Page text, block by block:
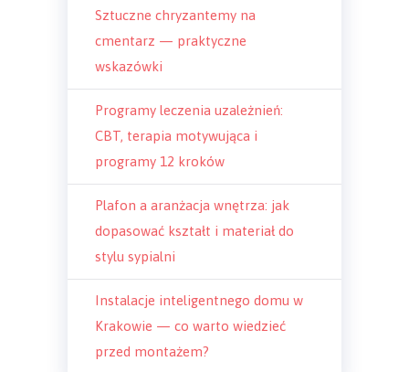
Sztuczne chryzantemy na
cmentarz — praktyczne
wskazówki
Programy leczenia uzależnień:
CBT, terapia motywująca i
programy 12 kroków
Plafon a aranżacja wnętrza: jak
dopasować kształt i materiał do
stylu sypialni
Instalacje inteligentnego domu w
Krakowie — co warto wiedzieć
przed montażem?